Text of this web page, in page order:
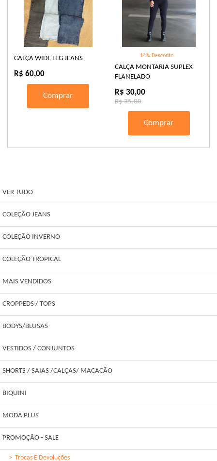
CALÇA WIDE LEG JEANS
R$ 60,00
Comprar
14% Desconto
CALÇA MONTARIA SUPLEX
FLANELADO
R$ 30,00
R$ 35,00
Comprar
VER TUDO
COLEÇÃO JEANS
COLEÇÃO INVERNO
COLEÇÃO TROPICAL
MAIS VENDIDOS
CROPPEDS / TOPS
BODYS/BLUSAS
VESTIDOS / CONJUNTOS
SHORTS / SAIAS /CALÇAS/ MACACÃO
BIQUINI
MODA PLUS
PROMOÇÃO - SALE
> Trocas E Devoluções